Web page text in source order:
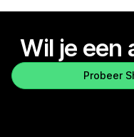
Wil je een
Probeer